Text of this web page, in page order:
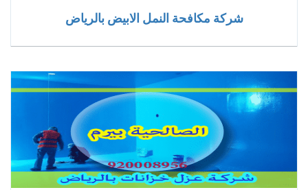
شركة مكافحة النمل الابيض بالرياض